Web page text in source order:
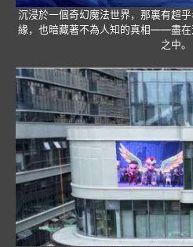
沉浸於一個奇幻魔法世界，那裏有超
緣，也暗藏著不為人知的真相——盡在
之中。